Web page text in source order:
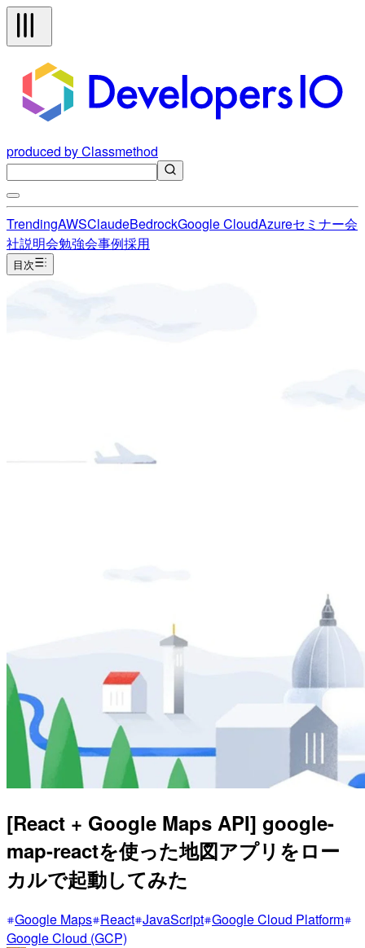
produced by Classmethod
TrendingAWSClaudeBedrockGoogle CloudAzureセミナー会
社説明会勉強会事例採用
目次
[React + Google Maps API] google-
map-reactを使った地図アプリをロー
カルで起動してみた
Google Maps React JavaScript Google Cloud Platform
Google Cloud (GCP)